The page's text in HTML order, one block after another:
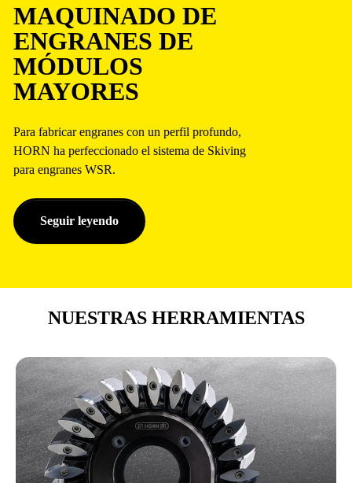
MAQUINADO DE
ENGRANES DE
MÓDULOS
MAYORES
Para fabricar engranes con un perfil profundo,
HORN ha perfeccionado el sistema de Skiving
para engranes WSR.
Seguir leyendo
NUESTRAS HERRAMIENTAS